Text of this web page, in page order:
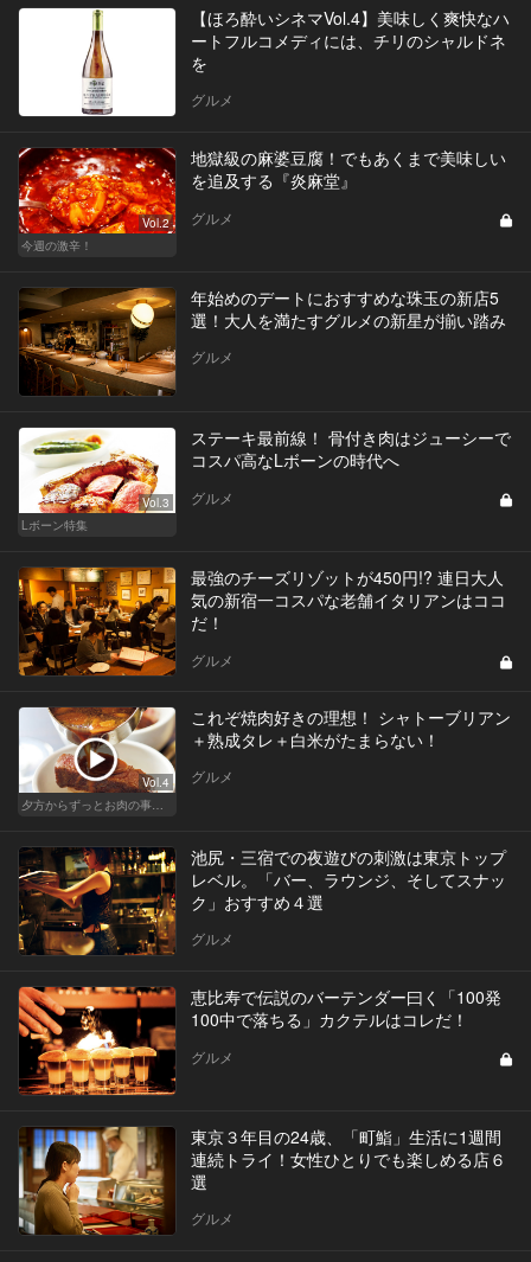
【ほろ酔いシネマVol.4】美味しく爽快なハ
ートフルコメディには、チリのシャルドネ
を
グルメ
Vol.2
今週の激辛！
地獄級の麻婆豆腐！でもあくまで美味しい
を追及する『炎麻堂』
グルメ
年始めのデートにおすすめな珠玉の新店5
選！大人を満たすグルメの新星が揃い踏み
グルメ
Vol.3
Lボーン特集
ステーキ最前線！ 骨付き肉はジューシーで
コスパ高なLボーンの時代へ
グルメ
最強のチーズリゾットが450円!? 連日大人
気の新宿一コスパな老舗イタリアンはココ
だ！
グルメ
Vol.4
これぞ焼肉好きの理想！ シャトーブリアン
＋熟成タレ＋白米がたまらない！
グルメ
池尻・三宿での夜遊びの刺激は東京トップ
レベル。「バー、ラウンジ、そしてスナッ
ク」おすすめ４選
グルメ
恵比寿で伝説のバーテンダー曰く「100発
100中で落ちる」カクテルはコレだ！
グルメ
東京３年目の24歳、「町鮨」生活に1週間
連続トライ！女性ひとりでも楽しめる店６
選
グルメ